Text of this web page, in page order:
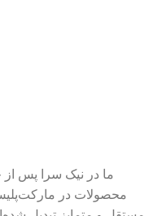
ما در نیک سرا پس